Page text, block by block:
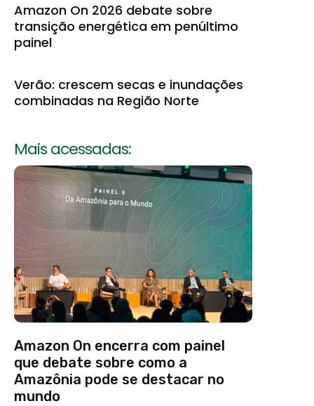
Amazon On 2026 debate sobre
transição energética em penúltimo
painel
Verão: crescem secas e inundações
combinadas na Região Norte
Mais acessadas:
Amazon On encerra com painel
que debate sobre como a
Amazônia pode se destacar no
mundo